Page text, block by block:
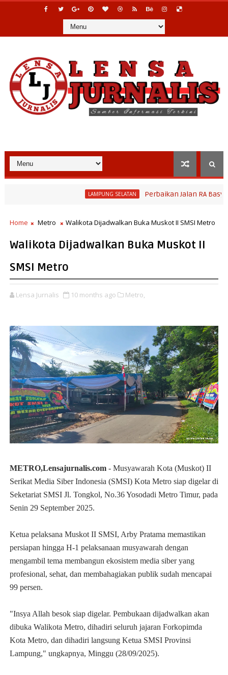
LAMPUNG SELATAN Perbaikan Jalan RA Basyid
Home Metro Walikota Dijadwalkan Buka Muskot II SMSI Metro
Walikota Dijadwalkan Buka Muskot II
SMSI Metro
Lensa Jurnalis 10 months ago Metro,
METRO,Lensajurnalis.com- Musyawarah Kota (Muskot) II
Serikat Media Siber Indonesia (SMSI) Kota Metro siap digelar di
Seketariat SMSI Jl. Tongkol, No.36 Yosodadi Metro Timur, pada
Senin 29 September 2025.
Ketua pelaksana Muskot II SMSI, Arby Pratama memastikan
persiapan hingga H-1 pelaksanaan musyawarah dengan
mengambil tema membangun ekosistem media siber yang
profesional, sehat, dan membahagiakan publik sudah mencapai
99 persen.
"Insya Allah besok siap digelar. Pembukaan dijadwalkan akan
dibuka Walikota Metro, dihadiri seluruh jajaran Forkopimda
Kota Metro, dan dihadiri langsung Ketua SMSI Provinsi
Lampung," ungkapnya, Minggu (28/09/2025).